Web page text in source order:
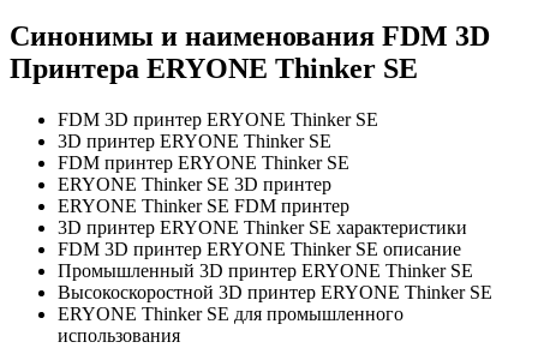
Синонимы и наименования FDM 3D
Принтера ERYONE Thinker SE
FDM 3D принтер ERYONE Thinker SE
3D принтер ERYONE Thinker SE
FDM принтер ERYONE Thinker SE
ERYONE Thinker SE 3D принтер
ERYONE Thinker SE FDM принтер
3D принтер ERYONE Thinker SE характеристики
FDM 3D принтер ERYONE Thinker SE описание
Промышленный 3D принтер ERYONE Thinker SE
Высокоскоростной 3D принтер ERYONE Thinker SE
ERYONE Thinker SE для промышленного
использования